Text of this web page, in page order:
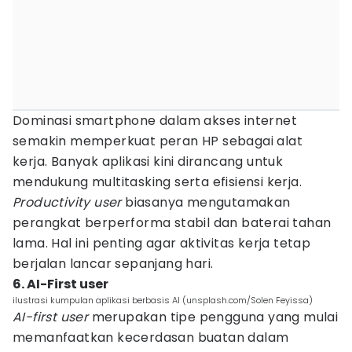
Dominasi smartphone dalam akses internet
semakin memperkuat peran HP sebagai alat
kerja. Banyak aplikasi kini dirancang untuk
mendukung multitasking serta efisiensi kerja.
Productivity userbiasanya mengutamakan
perangkat berperforma stabil dan baterai tahan
lama. Hal ini penting agar aktivitas kerja tetap
berjalan lancar sepanjang hari.
6. AI-First user
ilustrasi kumpulan aplikasi berbasis AI (unsplash.com/Solen Feyissa)
AI-first usermerupakan tipe pengguna yang mulai
memanfaatkan kecerdasan buatan dalam